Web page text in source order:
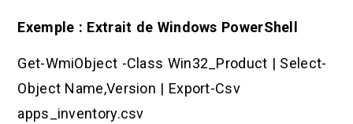
Exemple : Extrait de Windows PowerShell
Get-WmiObject -Class Win32_Product | Select-
Object Name,Version | Export-Csv
apps_inventory.csv